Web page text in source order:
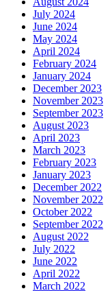
July 2024
June 2024
May 2024
April 2024
February 2024
January 2024
December 2023
November 2023
September 2023
August 2023
April 2023
March 2023
February 2023
January 2023
December 2022
November 2022
October 2022
September 2022
August 2022
July 2022
June 2022
April 2022
March 2022